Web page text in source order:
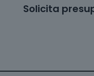
Solicita